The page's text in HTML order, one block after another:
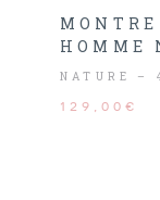
HOMME
NATURE –
129,00€